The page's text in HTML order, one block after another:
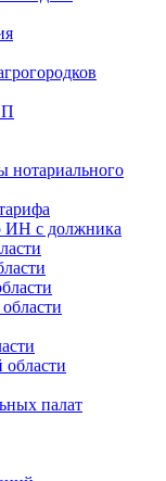
нотариального
ИН с должника
палат